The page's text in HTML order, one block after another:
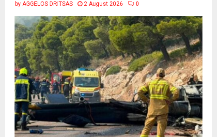
by AGGELOS DRITSAS 2 August 2026 0